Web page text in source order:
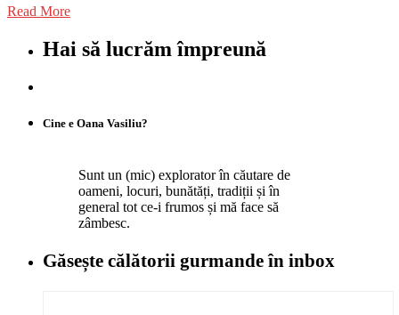
Read More
Hai să lucrăm împreună
Cine e Oana Vasiliu?
Sunt un (mic) explorator în căutare de
oameni, locuri, bunătăți, tradiții și în
general tot ce-i frumos și mă face să
zâmbesc.
Găsește călătorii gurmandeîn inbox